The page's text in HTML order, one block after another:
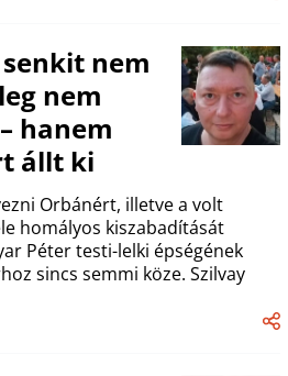
nem
nem
hanem
állt ki
Orbánért, illetve a volt
homályos kiszabadítását
Péter testi-lelki épségének
sincs semmi köze. Szilvay